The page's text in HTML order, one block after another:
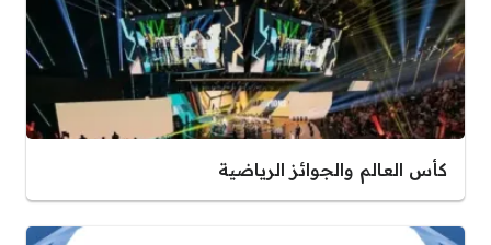
كأس العالم والجوائز الرياضية